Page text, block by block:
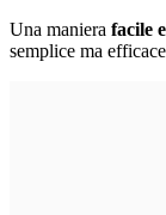
Una maniera facile
semplice ma